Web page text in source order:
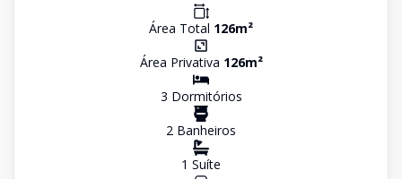
Área Total 126m²
Área Privativa 126m²
3 Dormitórios
2 Banheiros
1 Suíte